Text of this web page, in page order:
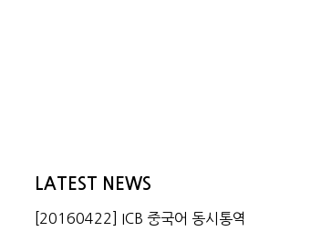
LATEST NEWS
[20160422] ICB 중국어 동시통역